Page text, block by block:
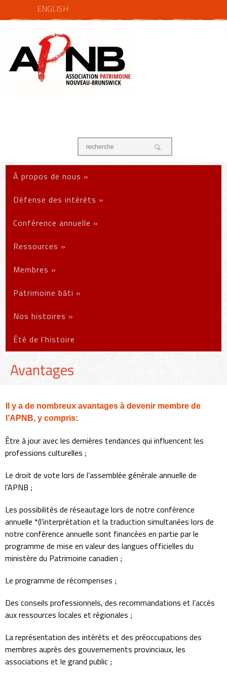
ENGLISH
À propos de nous »
Défense des intérêts »
Conférence annuelle »
Ressources »
Membres »
Patrimoine bâti »
Nos histoires »
Été de l’histoire
Avantages
Il y a de nombreux avantages à devenir membre de
l’APNB, y compris:
Être à jour avec les dernières tendances qui influencent les
professions culturelles ;
Le droit de vote lors de l’assemblée générale annuelle de
l’APNB ;
Les possibilités de réseautage lors de notre conférence
annuelle *(l’interprétation et la traduction simultanées lors de
notre conférence annuelle sont financées en partie par le
programme de mise en valeur des langues officielles du
ministère du Patrimoine canadien ;
Le programme de récompenses ;
Des conseils professionnels, des recommandations et l’accès
aux ressources locales et régionales ;
La représentation des intérêts et des préoccupations des
membres auprès des gouvernements provinciaux, les
associations et le grand public ;